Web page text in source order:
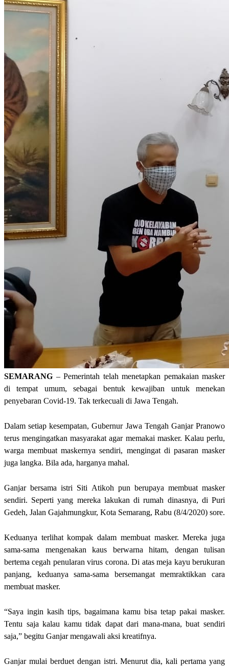
SEMARANG – Pemerintah telah menetapkan pemakaian masker
di tempat umum, sebagai bentuk kewajiban untuk menekan
penyebaran Covid-19. Tak terkecuali di Jawa Tengah.
Dalam setiap kesempatan, Gubernur Jawa Tengah Ganjar Pranowo
terus mengingatkan masyarakat agar memakai masker. Kalau perlu,
warga membuat maskernya sendiri, mengingat di pasaran masker
juga langka. Bila ada, harganya mahal.
Ganjar bersama istri Siti Atikoh pun berupaya membuat masker
sendiri. Seperti yang mereka lakukan di rumah dinasnya, di Puri
Gedeh, Jalan Gajahmungkur, Kota Semarang, Rabu (8/4/2020) sore.
Keduanya terlihat kompak dalam membuat masker. Mereka juga
sama-sama mengenakan kaus berwarna hitam, dengan tulisan
bertema cegah penularan virus corona. Di atas meja kayu berukuran
panjang, keduanya sama-sama bersemangat memraktikkan cara
membuat masker.
“Saya ingin kasih tips, bagaimana kamu bisa tetap pakai masker.
Tentu saja kalau kamu tidak dapat dari mana-mana, buat sendiri
saja,” begitu Ganjar mengawali aksi kreatifnya.
Ganjar mulai berduet dengan istri. Menurut dia, kali pertama yang